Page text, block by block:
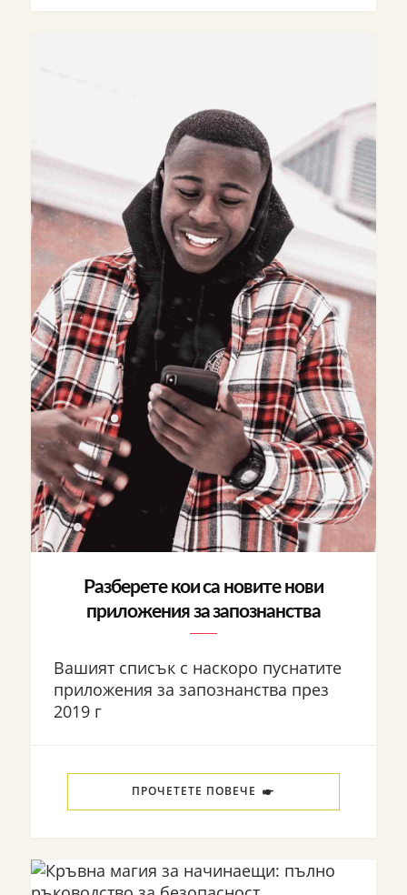
Разберете кои са новите нови
приложения за запознанства
Вашият списък с наскоро пуснатите
приложения за запознанства през
2019 г
ПРОЧЕТЕТЕ ПОВЕЧЕ